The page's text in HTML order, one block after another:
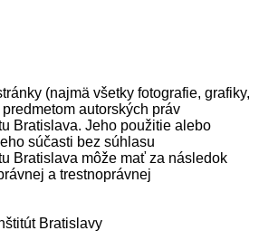
(najmä všetky fotografie, grafiky,
autorských práv
Bratislava. Jeho použitie alebo
súčasti bez súhlasu
Bratislava môže mať za následok
a trestnoprávnej
Bratislavy